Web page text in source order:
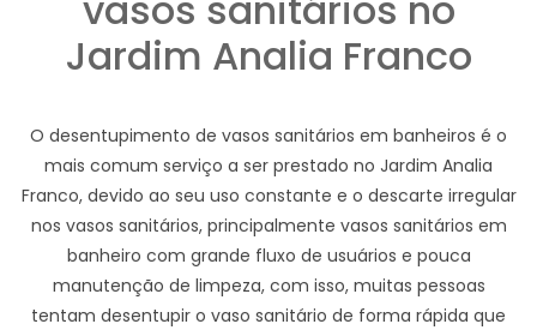
Jardim Analia Franco
O desentupimento de vasos sanitários em banheiros é o
mais comum serviço a ser prestado no Jardim Analia
Franco, devido ao seu uso constante e o descarte irregular
nos vasos sanitários, principalmente vasos sanitários em
banheiro com grande fluxo de usuários e pouca
manutenção de limpeza, com isso, muitas pessoas
tentam desentupir o vaso sanitário de forma rápida que